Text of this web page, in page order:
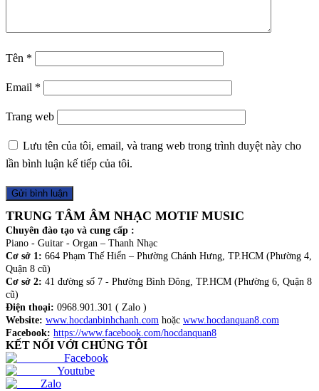
Tên *
Email *
Trang web
Lưu tên của tôi, email, và trang web trong trình duyệt này cho
lần bình luận kế tiếp của tôi.
TRUNG TÂM ÂM NHẠC MOTIF MUSIC
Chuyên đào tạo và cung cấp :
Piano - Guitar - Organ – Thanh Nhạc
Cơ sở 1: 664 Phạm Thế Hiển – Phường Chánh Hưng, TP.HCM (Phường 4,
Quận 8 cũ)
Cơ sở 2: 41 đường số 7 - Phường Bình Đông, TP.HCM (Phường 6, Quận 8
cũ)
Điện thoại: 0968.901.301 ( Zalo )
Website: www.hocdanbinhchanh.com hoặc www.hocdanquan8.com
Facebook: https://www.facebook.com/hocdanquan8
KẾT NỐI VỚI CHÚNG TÔI
Facebook
Youtube
Zalo